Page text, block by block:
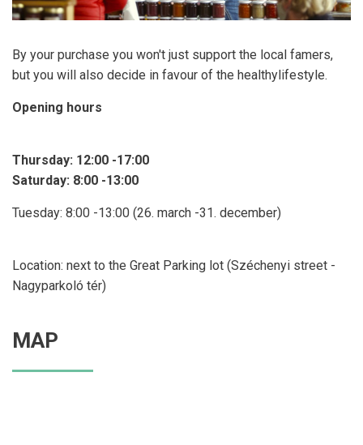
By your purchase you won't just support the local famers,
but you will also decide in favour of the healthylifestyle.
Opening hours
Thursday: 12:00 -17:00
Saturday: 8:00 -13:00
Tuesday: 8:00 -13:00 (26. march -31. december)
Location: next to the Great Parking lot (Széchenyi street -
Nagyparkoló tér)
MAP